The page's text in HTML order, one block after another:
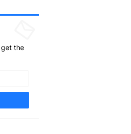
get the